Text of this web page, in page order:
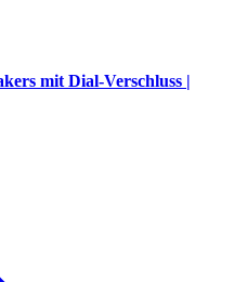
mit Dial-Verschluss |